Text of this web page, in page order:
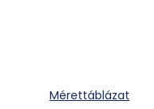
Mérettáblázat